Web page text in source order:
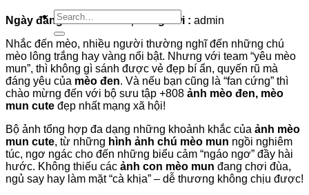
Ngày đăng :03-09-2025 Đăng bởi : admin
Nhắc đến mèo, nhiều người thường nghĩ đến những chú
mèo lông trắng hay vàng nổi bật. Nhưng với team “yêu mèo
mun”, thì không gì sánh được vẻ đẹp bí ẩn, quyến rũ mà
đáng yêu của mèo đen. Và nếu bạn cũng là “fan cứng” thì
chào mừng đến với bộ sưu tập +808 ảnh mèo đen, mèo
mun cute đẹp nhất mạng xã hội!
Bộ ảnh tổng hợp đa dạng những khoảnh khắc của ảnh mèo
mun cute, từ những hình ảnh chú mèo mun ngồi nghiêm
túc, ngơ ngác cho đến những biểu cảm “ngáo ngơ” đầy hài
hước. Không thiếu các ảnh con mèo mun đang chơi đùa,
ngủ say hay làm mặt “cà khịa” – dễ thương không chịu được!